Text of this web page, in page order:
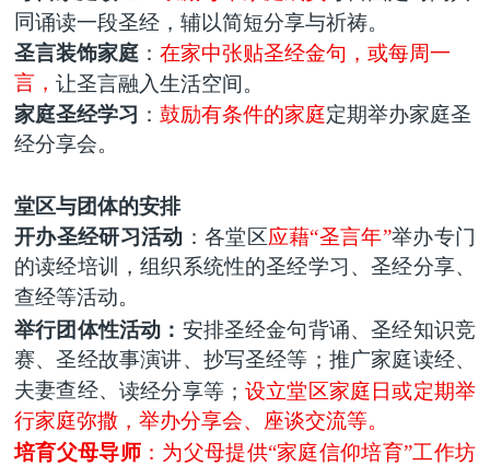
同诵读一段圣经，辅以简短分享与祈祷。
圣言装饰家庭 ： 在家中张贴圣经金句，或每周一
言， 让圣言融入生活空间。
家庭圣经学习 ： 鼓励有条件的家庭定期举办家庭圣
经分享会。
堂区与团体的安排
开办圣经研习活动 ：各堂区应藉“圣言年”举办专门
的读经培训，组织系统性的圣经学习、圣经分享、
查经等活动。
举行团体性活动： 安排圣经金句背诵、圣经知识竞
赛、圣经故事演讲、抄写圣经等；推广家庭读经、
夫妻查经、 读经分享等； 设立堂区家庭日或定期举
行家庭弥撒，举办分享会、座谈交流等。
培育父母导师：为父母提供“家庭信仰培育”工作坊